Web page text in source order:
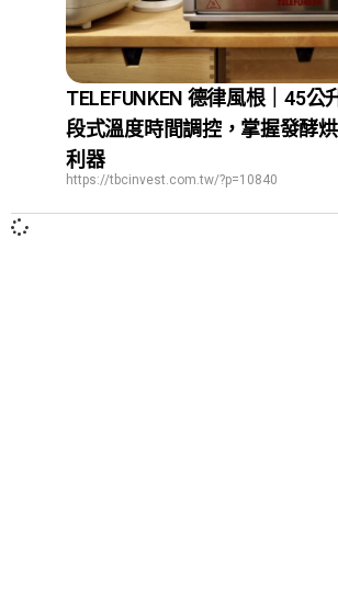
TELEFUNKEN 德律風根｜45公
段式溫度時間調控，掌握發酵
利器
https://tbcinvest.com.tw/?p=10840